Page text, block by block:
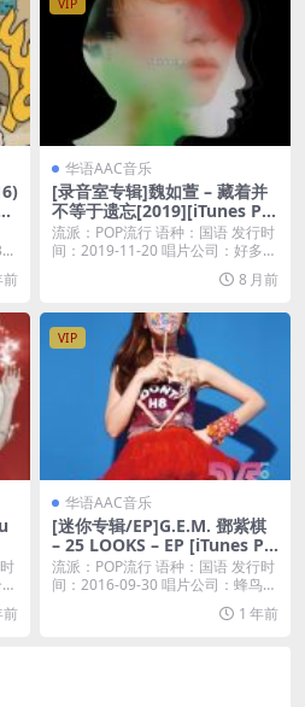
前
VIP
华语AAC音乐
[录音室专辑]魏如萱 – 藏着并
不等于遗忘[2019][iTunes Plu
s AAC]
流派：POP流行 语种：国语 发行时
间：2019-11-20 唱片公司：好多音
8 月前
前
VIP
华语AAC音乐
[迷你专辑/EP]G.E.M. 鄧紫棋
– 25 LOOKS – EP [iTunes Pl
us M4A]
流派：POP流行 语种：国语 发行时
间：2016-09-30 唱片公司：蜂鸟音
1 年前